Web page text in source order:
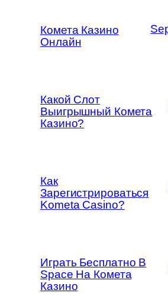
Комета Казино
Онлайн
Какой Слот
Выигрышный Комета
Казино?
Как
Зарегистрироваться
Kometa Casino?
Играть Бесплатно В
Space На Комета
Казино